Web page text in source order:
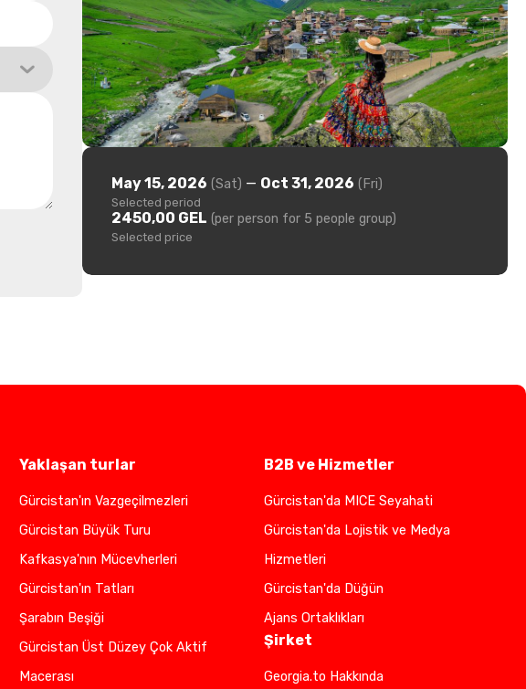
May 15, 2026 (Sat) — Oct 31, 2026 (Fri)
Selected period
2450,00 GEL (per person for 5 people group)
Selected price
Yaklaşan turlar
Gürcistan'ın Vazgeçilmezleri
Gürcistan Büyük Turu
Kafkasya'nın Mücevherleri
Gürcistan'ın Tatları
Şarabın Beşiği
Gürcistan Üst Düzey Çok Aktif
Macerası
B2B ve Hizmetler
Gürcistan'da MICE Seyahati
Gürcistan'da Lojistik ve Medya
Hizmetleri
Gürcistan'da Düğün
Ajans Ortaklıkları
Şirket
Georgia.to Hakkında